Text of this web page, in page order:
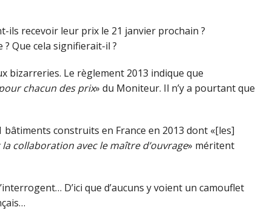
ils recevoir leur prix le 21 janvier prochain ?
Que cela signifierait-il ?
bizarreries. Le règlement 2013 indique que
chacun des prix» du Moniteur. Il n’y a pourtant que
bâtiments construits en France en 2013 dont «[les]
collaboration avec le maître d’ouvrage» méritent
D’ici que d’aucuns y voient un camouflet